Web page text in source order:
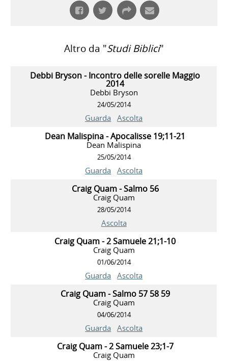
Altro da "Studi Biblici"
Debbi Bryson - Incontro delle sorelle Maggio
2014
Debbi Bryson
24/05/2014
Guarda Ascolta
Dean Malispina - Apocalisse 19;11-21
Dean Malispina
25/05/2014
Guarda Ascolta
Craig Quam - Salmo 56
Craig Quam
28/05/2014
Ascolta
Craig Quam - 2 Samuele 21;1-10
Craig Quam
01/06/2014
Guarda Ascolta
Craig Quam - Salmo 57 58 59
Craig Quam
04/06/2014
Guarda Ascolta
Craig Quam - 2 Samuele 23;1-7
Craig Quam